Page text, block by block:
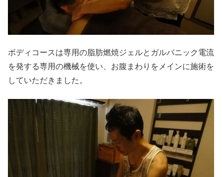
ボディコースは専用の脂肪燃焼ジェルとガルバニック電流
を発する専用の機械を使い、お腹まわりをメインに施術を
していただきました。